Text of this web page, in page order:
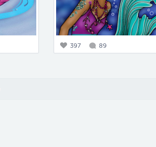
397 89